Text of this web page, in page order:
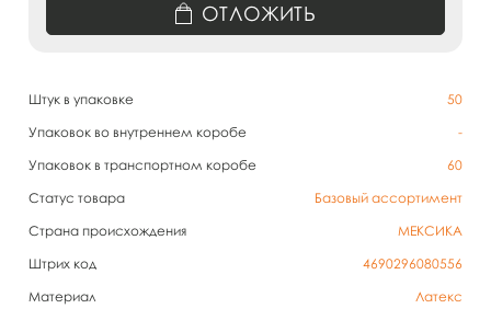
Штук в упаковке
50
Упаковок во внутреннем коробе
-
Упаковок в транспортном коробе
60
Статус товара
Базовый ассортимент
Страна происхождения
МЕКСИКА
Штрих код
4690296080556
Материал
Латекс
ОТЛОЖИТЬ